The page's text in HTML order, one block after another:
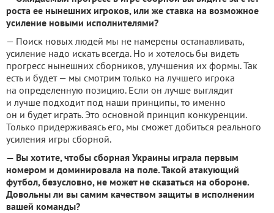
роста ее нынешних игроков, или же ставка на возможное
усиление новыми исполнителями?
— Поиск новых людей мы не намерены останавливать,
усиление надо искать всегда. Но и хотелось бы видеть
прогресс нынешних сборников, улучшения их формы. Так
есть и будет — мы смотрим только на лучшего игрока
на определенную позицию. Если он лучше выглядит
и лучше подходит под наши принципы, то именно
он и будет играть. Это основной принцип конкуренции.
Только придерживаясь его, мы сможет добиться реального
усиления игры сборной.
— Вы хотите, чтобы сборная Украины играла первым
номером и доминировала на поле. Такой атакующий
футбол, безусловно, не может не сказаться на обороне.
Довольны ли вы самим качеством защиты в исполнении
вашей команды?